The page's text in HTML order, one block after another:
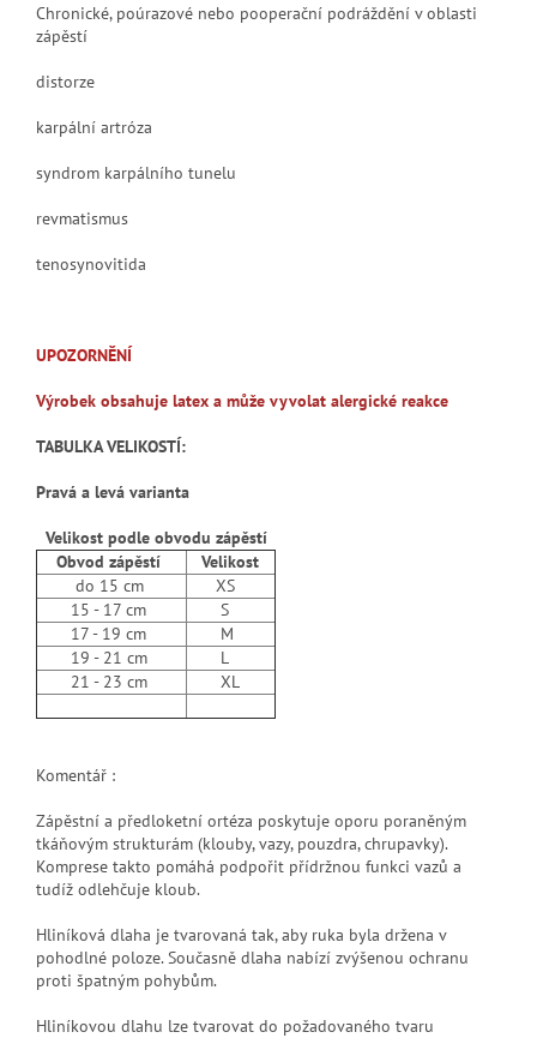
Chronické, poúrazové nebo pooperační podráždění v oblasti
zápěstí
distorze
karpální artróza
syndrom karpálního tunelu
revmatismus
tenosynovitida
UPOZORNĚNÍ
Výrobek obsahuje latex a může vyvolat alergické reakce
TABULKA VELIKOSTÍ:
Pravá a levá varianta
Velikost podle obvodu zápěstí
Obvod zápěstí
Velikost
do 15 cm
XS
15 - 17 cm
S
17 - 19 cm
M
19 - 21 cm
L
21 - 23 cm
XL
Komentář :
Zápěstní a předloketní ortéza poskytuje oporu poraněným
tkáňovým strukturám (klouby, vazy, pouzdra, chrupavky).
Komprese takto pomáhá podpořit přídržnou funkci vazů a
tudíž odlehčuje kloub.
Hliníková dlaha je tvarovaná tak, aby ruka byla držena v
pohodlné poloze. Současně dlaha nabízí zvýšenou ochranu
proti špatným pohybům.
Hliníkovou dlahu lze tvarovat do požadovaného tvaru